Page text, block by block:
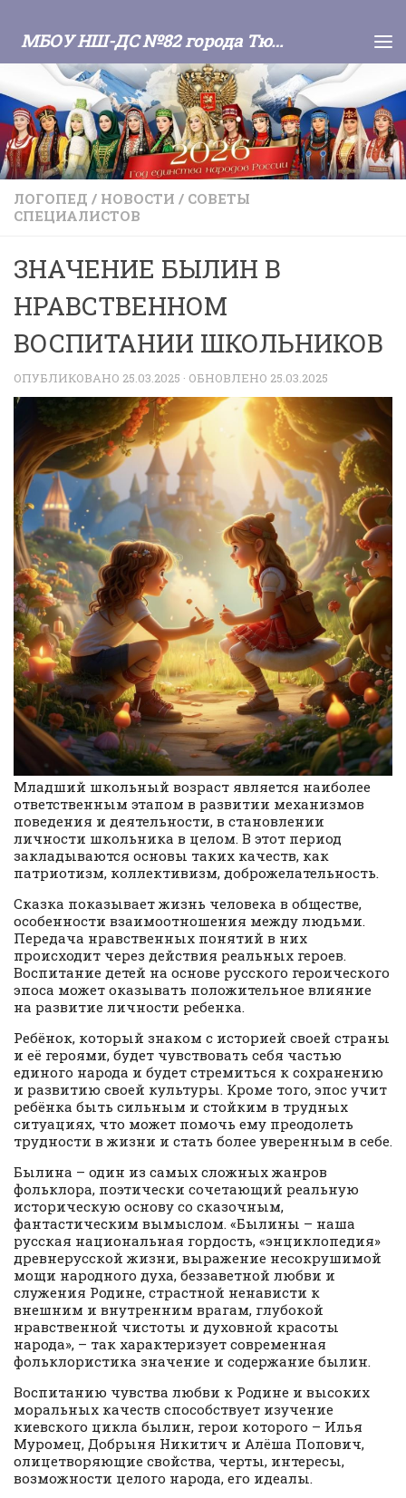
МБОУ НШ-ДС №82 города Тюмени
ЛОГОПЕД / НОВОСТИ / СОВЕТЫ
СПЕЦИАЛИСТОВ
ЗНАЧЕНИЕ БЫЛИН В
НРАВСТВЕННОМ
ВОСПИТАНИИ ШКОЛЬНИКОВ
ОПУБЛИКОВАНО 25.03.2025 · ОБНОВЛЕНО 25.03.2025
Младший школьный возраст является наиболее
ответственным этапом в развитии механизмов
поведения и деятельности, в становлении
личности школьника в целом. В этот период
закладываются основы таких качеств, как
патриотизм, коллективизм, доброжелательность.
Сказка показывает жизнь человека в обществе,
особенности взаимоотношения между людьми.
Передача нравственных понятий в них
происходит через действия реальных героев.
Воспитание детей на основе русского героического
эпоса может оказывать положительное влияние
на развитие личности ребенка.
Ребёнок, который знаком с историей своей страны
и её героями, будет чувствовать себя частью
единого народа и будет стремиться к сохранению
и развитию своей культуры. Кроме того, эпос учит
ребёнка быть сильным и стойким в трудных
ситуациях, что может помочь ему преодолеть
трудности в жизни и стать более уверенным в себе.
Былина – один из самых сложных жанров
фольклора, поэтически сочетающий реальную
историческую основу со сказочным,
фантастическим вымыслом. «Былины – наша
русская национальная гордость, «энциклопедия»
древнерусской жизни, выражение несокрушимой
мощи народного духа, беззаветной любви и
служения Родине, страстной ненависти к
внешним и внутренним врагам, глубокой
нравственной чистоты и духовной красоты
народа», – так характеризует современная
фольклористика значение и содержание былин.
Воспитанию чувства любви к Родине и высоких
моральных качеств способствует изучение
киевского цикла былин, герои которого – Илья
Муромец, Добрыня Никитич и Алёша Попович,
олицетворяющие свойства, черты, интересы,
возможности целого народа, его идеалы.